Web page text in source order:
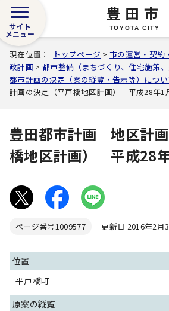
豊田市
TOYOTA CITY
サイト
メニュー
現在位置： トップページ >市の運営・契約
政計画> 都市整備（まちづくり、住宅施策、
都市計画の決定（案の縦覧・告示等）につい
計画の決定（平戸橋地区計画） 平成28年1
豊田都市計画 地区計
橋地区計画） 平成28
ページ番号1009577 更新日 2016年2月
位置
平戸橋町
原案の縦覧